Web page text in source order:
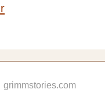
grimmstories.com